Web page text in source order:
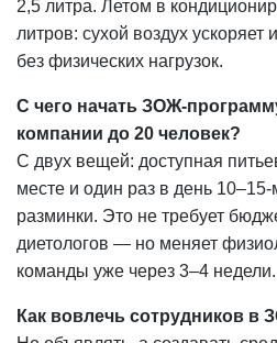
2,5 литра. Летом в
литров: сухой воздух
без физических нагрузок.
С чего начать ЗОЖ-
компании до 20 человек?
С двух вещей: доступная
месте и один раз в день
разминки. Это не требует
диетологов — но меняет
команды уже через 3–4 недели.
Как вовлечь сотрудников в